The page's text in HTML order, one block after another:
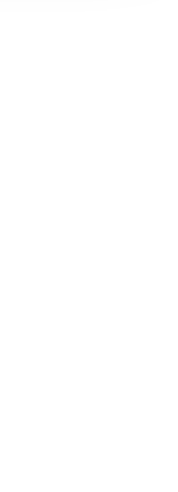
Nutzung